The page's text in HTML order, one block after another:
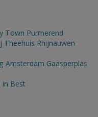
Town Purmerend
Theehuis Rhijnauwen
Amsterdam Gaasperplas
in Best